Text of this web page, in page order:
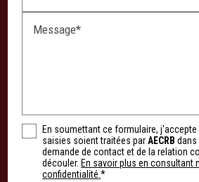
Message*
En soumettant ce formulaire,
saisies soient traitées parAECRB dans
demande de contact et de la relation
découler. En savoir plus en consultant
confidentialité.*